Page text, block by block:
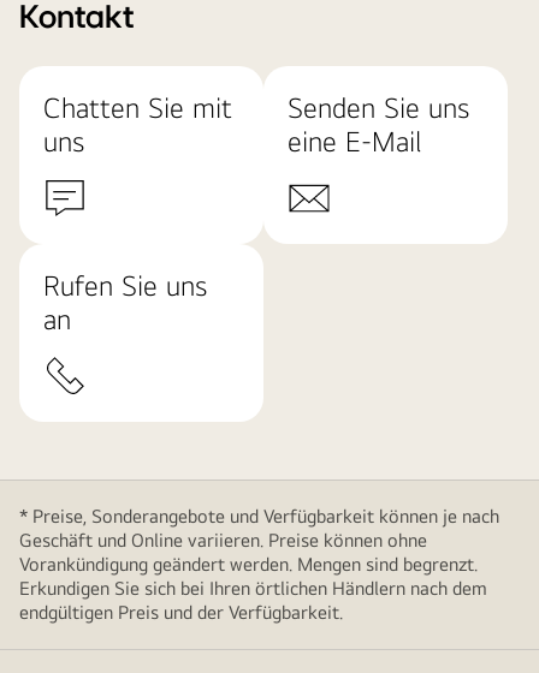
Kontakt
Chatten Sie mit
uns
Senden Sie uns
eine E-Mail
Rufen Sie uns
an
* Preise, Sonderangebote und Verfügbarkeit können je nach
Geschäft und Online variieren. Preise können ohne
Vorankündigung geändert werden. Mengen sind begrenzt.
Erkundigen Sie sich bei Ihren örtlichen Händlern nach dem
endgültigen Preis und der Verfügbarkeit.